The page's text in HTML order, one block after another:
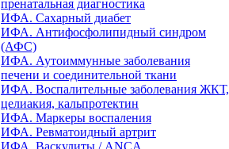
пренатальная диагностика
ИФА. Сахарный диабет
ИФА. Антифосфолипидный синдром
(АФС)
ИФА. Аутоиммунные заболевания
печени и соединительной ткани
ИФА. Воспалительные заболевания ЖКТ,
целиакия, кальпротектин
ИФА. Маркеры воспаления
ИФА. Ревматоидный артрит